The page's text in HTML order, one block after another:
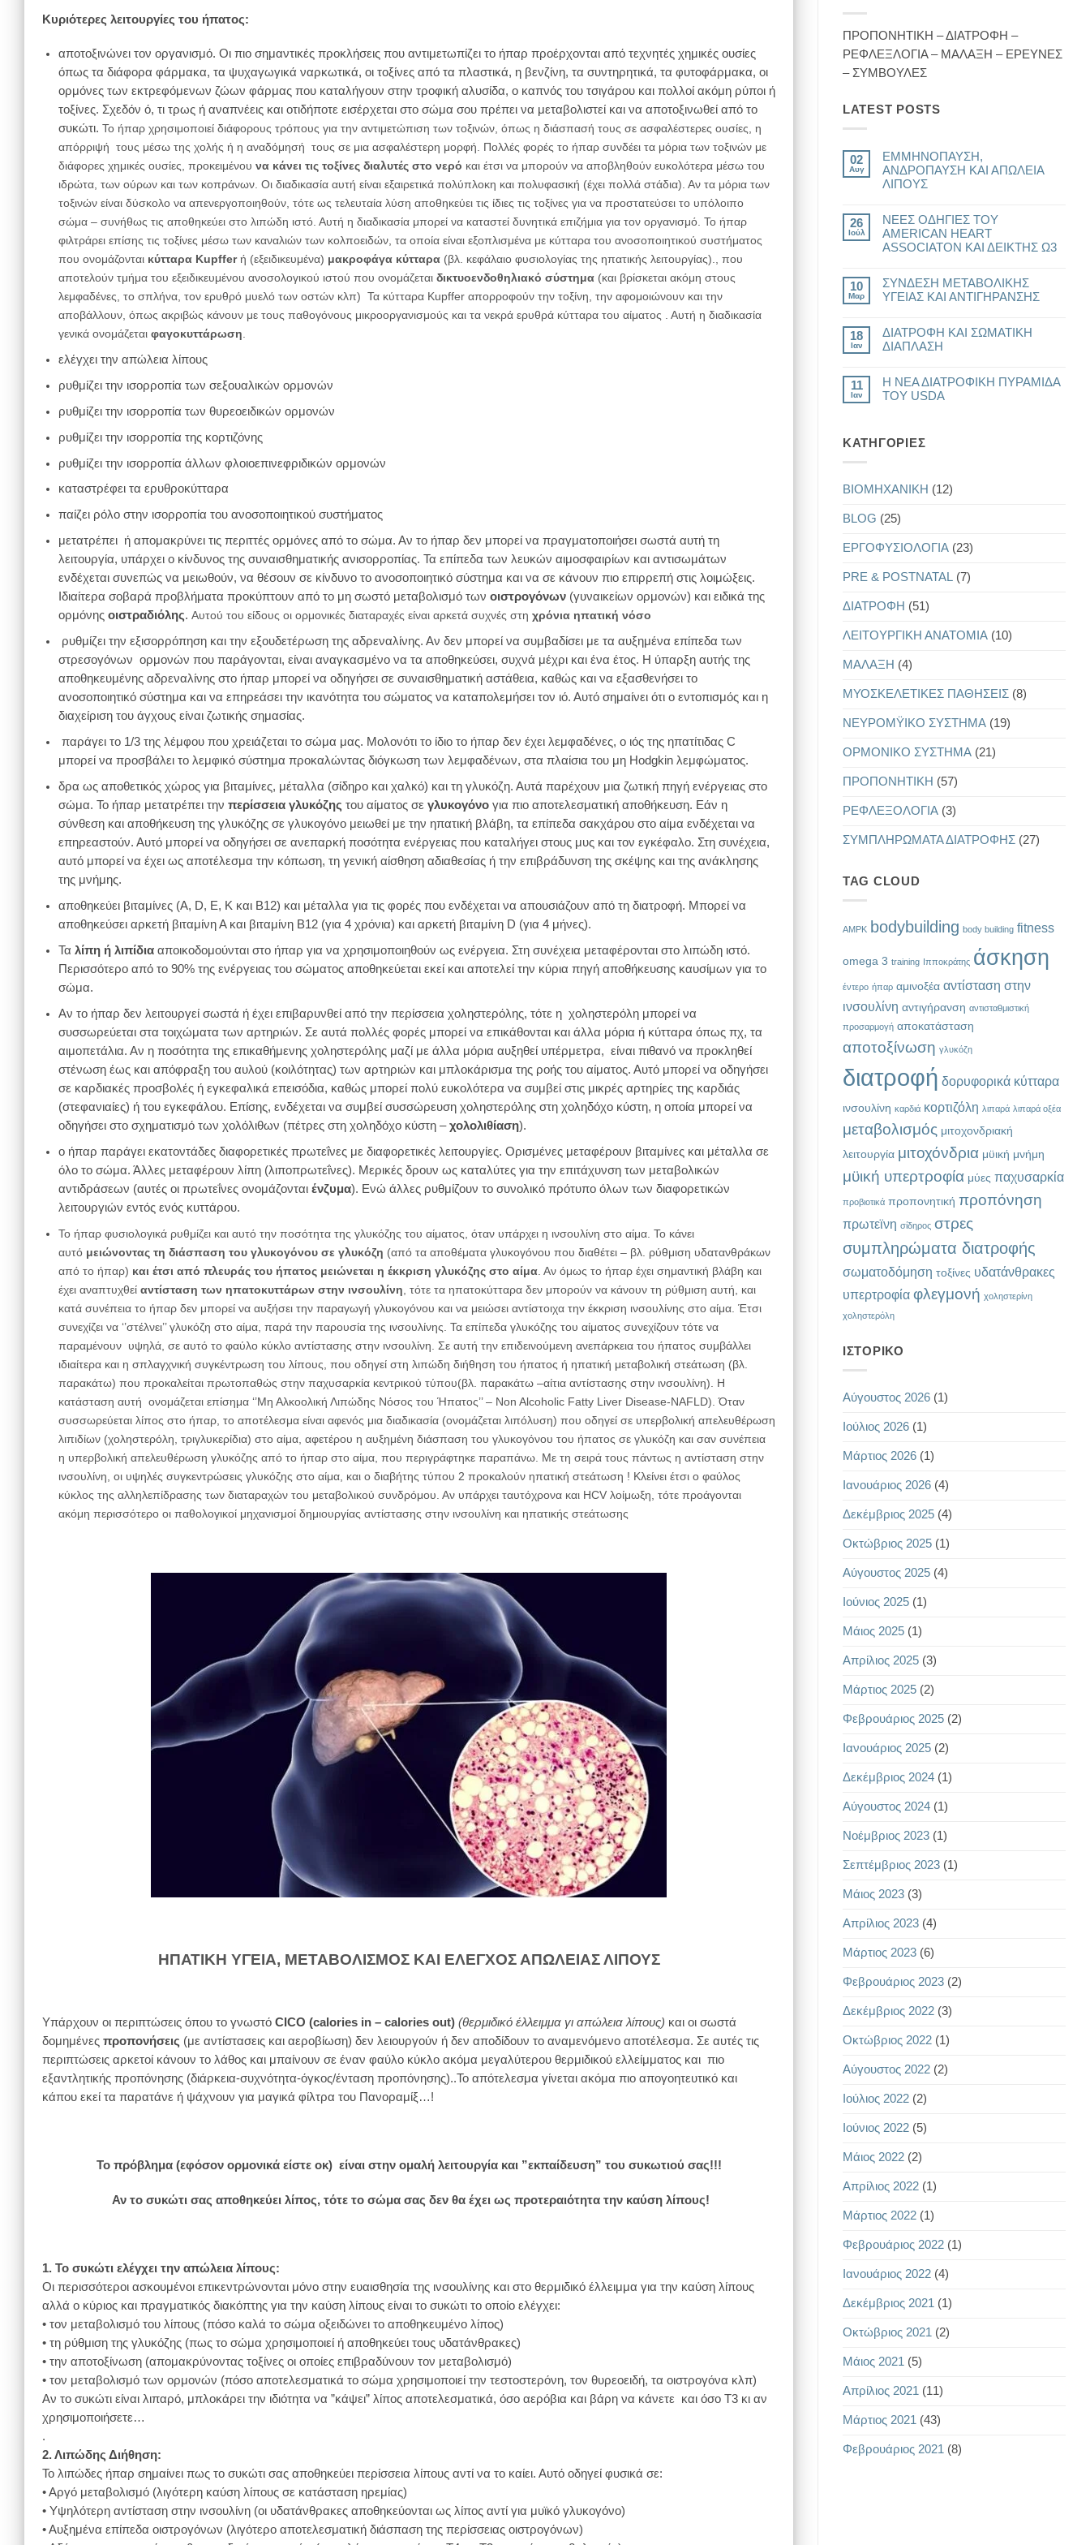
Κυριότερες λειτουργίες του ήπατος:
αποτοξινώνει τον οργανισμό. Οι πιο σημαντικές προκλήσεις που αντιμετωπίζει το ήπαρ προέρχονται από τεχνητές χημικές ουσίες
όπως τα διάφορα φάρμακα, τα ψυχαγωγικά ναρκωτικά, οι τοξίνες από τα πλαστικά, η βενζίνη, τα συντηρητικά, τα φυτοφάρμακα, οι
ορμόνες των εκτρεφόμενων ζώων φάρμας που καταλήγουν στην τροφική αλυσίδα, ο καπνός του τσιγάρου και πολλοί ακόμη ρύποι ή
τοξίνες. Σχεδόν ό, τι τρως ή αναπνέεις και οτιδήποτε εισέρχεται στο σώμα σου πρέπει να μεταβολιστεί και να αποτοξινωθεί από το
συκώτι. Το ήπαρ χρησιμοποιεί διάφορους τρόπους για την αντιμετώπιση των τοξινών, όπως η διάσπασή τους σε ασφαλέστερες ουσίες, η
απόρριψή τους μέσω της χολής ή η αναδόμησή τους σε μια ασφαλέστερη μορφή. Πολλές φορές το ήπαρ συνδέει τα μόρια των τοξινών με
διάφορες χημικές ουσίες, προκειμένου να κάνει τις τοξίνες διαλυτές στο νερό και έτσι να μπορούν να αποβληθούν ευκολότερα μέσω του
ιδρώτα, των ούρων και των κοπράνων. Οι διαδικασία αυτή είναι εξαιρετικά πολύπλοκη και πολυφασική (έχει πολλά στάδια). Αν τα μόρια των
τοξινών είναι δύσκολο να απενεργοποιηθούν, τότε ως τελευταία λύση αποθηκεύει τις ίδιες τις τοξίνες για να προστατεύσει το υπόλοιπο
σώμα – συνήθως τις αποθηκεύει στο λιπώδη ιστό. Αυτή η διαδικασία μπορεί να καταστεί δυνητικά επιζήμια για τον οργανισμό. Το ήπαρ
φιλτράρει επίσης τις τοξίνες μέσω των καναλιών των κολποειδών, τα οποία είναι εξοπλισμένα με κύτταρα του ανοσοποιητικού συστήματος
που ονομάζονται κύτταρα Kupfferή (εξειδικευμένα) μακροφάγα κύτταρα(βλ. κεφάλαιο φυσιολογίας της ηπατικής λειτουργίας)., που
αποτελούν τμήμα του εξειδικευμένου ανοσολογικού ιστού που ονομάζεται δικτυοενδοθηλιακό σύστημα(και βρίσκεται ακόμη στους
λεμφαδένες, το σπλήνα, τον ερυθρό μυελό των οστών κλπ) Τα κύτταρα Kupffer απορροφούν την τοξίνη, την αφομοιώνουν και την
αποβάλλουν, όπως ακριβώς κάνουν με τους παθογόνους μικροοργανισμούς και τα νεκρά ερυθρά κύτταρα του αίματος . Αυτή η διαδικασία
γενικά ονομάζεται φαγοκυττάρωση
ελέγχει την απώλεια λίπους
ρυθμίζει την ισορροπία των σεξουαλικών ορμονών
ρυθμίζει την ισορροπία των θυρεοειδικών ορμονών
ρυθμίζει την ισορροπία της κορτιζόνης
ρυθμίζει την ισορροπία άλλων φλοιοεπινεφριδικών ορμονών
καταστρέφει τα ερυθροκύτταρα
παίζει ρόλο στην ισορροπία του ανοσοποιητικού συστήματος
μετατρέπει ή απομακρύνει τις περιττές ορμόνες από το σώμα. Αν το ήπαρ δεν μπορεί να πραγματοποιήσει σωστά αυτή τη
λειτουργία, υπάρχει ο κίνδυνος της συναισθηματικής ανισορροπίας. Τα επίπεδα των λευκών αιμοσφαιρίων και αντισωμάτων
ενδέχεται συνεπώς να μειωθούν, να θέσουν σε κίνδυνο το ανοσοποιητικό σύστημα και να σε κάνουν πιο επιρρεπή στις λοιμώξεις.
Ιδιαίτερα σοβαρά προβλήματα προκύπτουν από το μη σωστό μεταβολισμό των οιστρογόνων(γυναικείων ορμονών) και ειδικά της
ορμόνης οιστραδιόλης. Αυτού του είδους οι ορμονικές διαταραχές είναι αρκετά συχνές στη χρόνια ηπατική νόσο
ρυθμίζει την εξισορρόπηση και την εξουδετέρωση της αδρεναλίνης. Αν δεν μπορεί να συμβαδίσει με τα αυξημένα επίπεδα των
στρεσογόνων ορμονών που παράγονται, είναι αναγκασμένο να τα αποθηκεύσει, συχνά μέχρι και ένα έτος. Η ύπαρξη αυτής της
αποθηκευμένης αδρεναλίνης στο ήπαρ μπορεί να οδηγήσει σε συναισθηματική αστάθεια, καθώς και να εξασθενήσει το
ανοσοποιητικό σύστημα και να επηρεάσει την ικανότητα του σώματος να καταπολεμήσει τον ιό. Αυτό σημαίνει ότι ο εντοπισμός και η
διαχείριση του άγχους είναι ζωτικής σημασίας.
παράγει το 1/3 της λέμφου που χρειάζεται το σώμα μας. Μολονότι το ίδιο το ήπαρ δεν έχει λεμφαδένες, ο ιός της ηπατίτιδας C
μπορεί να προσβάλει το λεμφικό σύστημα προκαλώντας διόγκωση των λεμφαδένων, στα πλαίσια του μη Hodgkin λεμφώματος.
δρα ως αποθετικός χώρος για βιταμίνες, μέταλλα (σίδηρο και χαλκό) και τη γλυκόζη. Αυτά παρέχουν μια ζωτική πηγή ενέργειας στο
σώμα. Το ήπαρ μετατρέπει την περίσσεια γλυκόζης του αίματος σεγλυκογόνογια πιο αποτελεσματική αποθήκευση. Εάν η
σύνθεση και αποθήκευση της γλυκόζης σε γλυκογόνο μειωθεί με την ηπατική βλάβη, τα επίπεδα σακχάρου στο αίμα ενδέχεται να
επηρεαστούν. Αυτό μπορεί να οδηγήσει σε ανεπαρκή ποσότητα ενέργειας που καταλήγει στους μυς και τον εγκέφαλο. Στη συνέχεια,
αυτό μπορεί να έχει ως αποτέλεσμα την κόπωση, τη γενική αίσθηση αδιαθεσίας ή την επιβράδυνση της σκέψης και της ανάκλησης
της μνήμης.
αποθηκεύει βιταμίνες (Α, D, Ε, Κ και Β12) και μέταλλα για τις φορές που ενδέχεται να απουσιάζουν από τη διατροφή. Μπορεί να
αποθηκεύσει αρκετή βιταμίνη Α και βιταμίνη Β12 (για 4 χρόνια) και αρκετή βιταμίνη D (για 4 μήνες).
Τα λίπη ή λιπίδιααποικοδομούνται στο ήπαρ για να χρησιμοποιηθούν ως ενέργεια. Στη συνέχεια μεταφέρονται στο λιπώδη ιστό.
Περισσότερο από το 90% της ενέργειας του σώματος αποθηκεύεται εκεί και αποτελεί την κύρια πηγή αποθήκευσης καυσίμων για το
σώμα.
Αν το ήπαρ δεν λειτουργεί σωστά ή έχει επιβαρυνθεί από την περίσσεια χοληστερόλης, τότε η χοληστερόλη μπορεί να
συσσωρεύεται στα τοιχώματα των αρτηριών. Σε αυτά πολλές φορές μπορεί να επικάθονται και άλλα μόρια ή κύτταρα όπως πχ, τα
αιμοπετάλια. Αν η ποσότητα της επικαθήμενης χοληστερόλης μαζί με άλλα μόρια αυξηθεί υπέρμετρα, είναι πιθανό να προκληθεί
στένωση έως και απόφραξη του αυλού (κοιλότητας) των αρτηριών και μπλοκάρισμα της ροής του αίματος. Αυτό μπορεί να οδηγήσει
σε καρδιακές προσβολές ή εγκεφαλικά επεισόδια, καθώς μπορεί πολύ ευκολότερα να συμβεί στις μικρές αρτηρίες της καρδιάς
(στεφανιαίες) ή του εγκεφάλου. Επίσης, ενδέχεται να συμβεί συσσώρευση χοληστερόλης στη χοληδόχο κύστη, η οποία μπορεί να
οδηγήσει στο σχηματισμό των χολόλιθων (πέτρες στη χοληδόχο κύστη –χολολιθίαση).
ο ήπαρ παράγει εκατοντάδες διαφορετικές πρωτεΐνες με διαφορετικές λειτουργίες. Ορισμένες μεταφέρουν βιταμίνες και μέταλλα σε
όλο το σώμα. Άλλες μεταφέρουν λίπη (λιποπρωτεΐνες). Μερικές δρουν ως καταλύτες για την επιτάχυνση των μεταβολικών
αντιδράσεων (αυτές οι πρωτεΐνες ονομάζονται ένζυμα). Ενώ άλλες ρυθμίζουν το συνολικό πρότυπο όλων των διαφορετικών
λειτουργιών εντός ενός κυττάρου.
Το ήπαρ φυσιολογικά ρυθμίζει και αυτό την ποσότητα της γλυκόζης του αίματος, όταν υπάρχει η ινσουλίνη στο αίμα. Το κάνει
αυτό μειώνοντας τη διάσπαση του γλυκογόνου σε γλυκόζη (από τα αποθέματα γλυκογόνου που διαθέτει – βλ. ρύθμιση υδατανθράκων
από το ήπαρ) και έτσι από πλευράς του ήπατος μειώνεται η έκκριση γλυκόζης στο αίμα. Αν όμως το ήπαρ έχει σημαντική βλάβη και
έχει αναπτυχθεί αντίσταση των ηπατοκυττάρων στην ινσουλίνη , τότε τα ηπατοκύτταρα δεν μπορούν να κάνουν τη ρύθμιση αυτή, και
κατά συνέπεια το ήπαρ δεν μπορεί να αυξήσει την παραγωγή γλυκογόνου και να μειώσει αντίστοιχα την έκκριση ινσουλίνης στο αίμα. Έτσι
συνεχίζει να ‘’στέλνει’’ γλυκόζη στο αίμα, παρά την παρουσία της ινσουλίνης. Τα επίπεδα γλυκόζης του αίματος συνεχίζουν τότε να
παραμένουν υψηλά, σε αυτό το φαύλο κύκλο αντίστασης στην ινσουλίνη. Σε αυτή την επιδεινούμενη ανεπάρκεια του ήπατος συμβάλλει
ιδιαίτερα και η σπλαγχνική συγκέντρωση του λίπους, που οδηγεί στη λιπώδη διήθηση του ήπατος ή ηπατική μεταβολική στεάτωση (βλ.
παρακάτω) που προκαλείται πρωτοπαθώς στην παχυσαρκία κεντρικού τύπου(βλ. παρακάτω –αίτια αντίστασης στην ινσουλίνη). Η
κατάσταση αυτή ονομάζεται επίσημα ‘’Μη Αλκοολική Λιπώδης Νόσος του Ήπατος’’ – Non Alcoholic Fatty Liver Disease-NAFLD). Όταν
συσσωρεύεται λίπος στο ήπαρ, το αποτέλεσμα είναι αφενός μια διαδικασία (ονομάζεται λιπόλυση) που οδηγεί σε υπερβολική απελευθέρωση
λιπιδίων (χοληστερόλη, τριγλυκερίδια) στο αίμα, αφετέρου η αυξημένη διάσπαση του γλυκογόνου του ήπατος σε γλυκόζη και σαν συνέπεια
η υπερβολική απελευθέρωση γλυκόζης από το ήπαρ στο αίμα, που περιγράφτηκε παραπάνω. Με τη σειρά τους πάντως η αντίσταση στην
ινσουλίνη, οι υψηλές συγκεντρώσεις γλυκόζης στο αίμα, και ο διαβήτης τύπου 2 προκαλούν ηπατική στεάτωση ! Κλείνει έτσι ο φαύλος
κύκλος της αλληλεπίδρασης των διαταραχών του μεταβολικού συνδρόμου. Αν υπάρχει ταυτόχρονα και HCV λοίμωξη, τότε προάγονται
ακόμη περισσότερο οι παθολογικοί μηχανισμοί δημιουργίας αντίστασης στην ινσουλίνη και ηπατικής στεάτωσης
ΗΠΑΤΙΚΗ ΥΓΕΙΑ, ΜΕΤΑΒΟΛΙΣΜΟΣ ΚΑΙ ΕΛΕΓΧΟΣ ΑΠΩΛΕΙΑΣ ΛΙΠΟΥΣ
Υπάρχουν οι περιπτώσεις όπου το γνωστόCICO (calories in – calories out)(θερμιδικό έλλειμμα γι απώλεια λίπους) και οι σωστά
δομημένες προπονήσεις (με αντίστασεις και αεροβίωση) δεν λειουργούν ή δεν αποδίδουν το αναμενόμενο αποτέλεσμα. Σε αυτές τις
περιπτώσεις αρκετοί κάνουν το λάθος και μπαίνουν σε έναν φαύλο κύκλο ακόμα μεγαλύτερου θερμιδικού ελλείμματος και πιο
εξαντλητικής προπόνησης (διάρκεια-συχνότητα-όγκος/ένταση προπόνησης)..Το απότελεσμα γίνεται ακόμα πιο απογοητευτικό και
κάπου εκεί τα παρατάνε ή ψάχνουν για μαγικά φίλτρα του Πανοραμίξ…!
Το πρόβλημα (εφόσον ορμονικά είστε οκ) είναι στην ομαλή λειτουργία και ”εκπαίδευση” του συκωτιού σας!!!
Αν το συκώτι σας αποθηκεύει λίπος, τότε το σώμα σας δεν θα έχει ως προτεραιότητα την καύση λίπους!
1. Το συκώτι ελέγχει την απώλεια λίπους:
Οι περισσότεροι ασκουμένοι επικεντρώνονται μόνο στην ευαισθησία της ινσουλίνης και στο θερμιδικό έλλειμμα για την καύση λίπους
αλλά ο κύριος και πραγματικός διακόπτης για την καύση λίπους είναι το συκώτι το οποίο ελέγχει:
• τον μεταβολισμό του λίπους (πόσο καλά το σώμα οξειδώνει το αποθηκευμένο λίπος)
• τη ρύθμιση της γλυκόζης (πως το σώμα χρησιμοποιεί ή αποθηκεύει τους υδατάνθρακες)
• την αποτοξίνωση (απομακρύνοντας τοξίνες οι οποίες επιβραδύνουν τον μεταβολισμό)
• τον μεταβολισμό των ορμονών (πόσο αποτελεσματικά το σώμα χρησιμοποιεί την τεστοστερόνη, τον θυρεοειδή, τα οιστρογόνα κλπ)
Αν το συκώτι είναι λιπαρό, μπλοκάρει την ιδιότητα να ”κάψει” λίπος αποτελεσματικά, όσο αερόβια και βάρη να κάνετε και όσο Τ3 κι αν
χρησιμοποιήσετε…
.
2. Λιπώδης Διήθηση:
Το λιπώδες ήπαρ σημαίνει πως το συκώτι σας αποθηκεύει περίσσεια λίπους αντί να το καίει. Αυτό οδηγεί φυσικά σε:
• Αργό μεταβολισμό (λιγότερη καύση λίπους σε κατάσταση ηρεμίας)
• Υψηλότερη αντίσταση στην ινσουλίνη (οι υδατάνθρακες αποθηκεύονται ως λίπος αντί για μυϊκό γλυκογόνο)
• Αυξημένα επίπεδα οιστρογόνων (λιγότερο αποτελεσματική διάσπαση της περίσσειας οιστρογόνων)
ΠΡΟΠΟΝΗΤΙΚΗ – ΔΙΑΤΡΟΦΗ –
ΡΕΦΛΕΞΛΟΓΙΑ – ΜΑΛΑΞΗ – ΕΡΕΥΝΕΣ
– ΣΥΜΒΟΥΛΕΣ
LATEST POSTS
02
Αυγ
ΕΜΜΗΝΟΠΑΥΣΗ,
ΑΝΔΡΟΠΑΥΣΗ ΚΑΙ ΑΠΩΛΕΙΑ
ΛΙΠΟΥΣ
σχόλια
στο
ΕΜΜΗΝΟΠΑΥΣΗ,
ΑΝΔΡΟΠΑΥΣΗ
ΛΙΠΟΥΣ
26
Ιούλ
ΝΕΕΣ ΟΔΗΓΙΕΣ ΤΟΥ
AMERICAN HEART
ASSOCIATON ΚΑΙ ΔΕΙΚΤΗΣ Ω3
σχόλια
στο
ΝΕΕΣ
AMERICAN
HEART
ASSOCIATON
Ω3
10
Μαρ
ΣΥΝΔΕΣΗ ΜΕΤΑΒΟΛΙΚΗΣ
ΥΓΕΙΑΣ ΚΑΙ ΑΝΤΙΓΗΡΑΝΣΗΣ
σχόλια
στο
ΣΥΝΔΕΣΗ
ΚΑΙ
ΑΝΤΙΓΗΡΑΝΣΗΣ
18
Ιαν
ΔΙΑΤΡΟΦΗ ΚΑΙ ΣΩΜΑΤΙΚΗ
ΔΙΑΠΛΑΣΗ
σχόλια
στο
ΔΙΑΤΡΟΦΗ
11
Ιαν
Η ΝΕΑ ΔΙΑΤΡΟΦΙΚΗ ΠΥΡΑΜΙΔΑ
ΤΟΥ USDA
στο
Η
ΤΟΥ
KΑΤΗΓΟΡΊΕΣ
BIOMHXANIKH (12)
BLOG (25)
EΡΓΟΦΥΣΙΟΛΟΓΙΑ (23)
PRE & POSTNATAL (7)
ΔΙΑΤΡΟΦΗ (51)
ΛΕΙΤΟΥΡΓΙΚΗ ΑΝΑΤΟΜΙΑ (10)
ΜΑΛΑΞΗ (4)
ΜΥΟΣΚΕΛΕΤΙΚΕΣ ΠΑΘΗΣΕΙΣ (8)
ΝΕΥΡΟΜΫΙΚΟ ΣΥΣΤΗΜΑ (19)
ΟΡΜΟΝΙΚΟ ΣΥΣΤΗΜΑ (21)
ΠΡΟΠΟΝΗΤΙΚΗ (57)
ΡΕΦΛΕΞΟΛΟΓΙΑ (3)
ΣΥΜΠΛΗΡΩΜΑΤΑ ΔΙΑΤΡΟΦΗΣ (27)
TAG CLOUD
AMPK bodybuilding body building fitness
omega 3 training Ιπποκράτης άσκηση
έντερο ήπαρ αμινοξέα αντίσταση στην
ινσουλίνη αντιγήρανση αντισταθμιστική
προσαρμογή αποκατάσταση
αποτοξίνωση γλυκόζη
διατροφή δορυφορικά κύτταρα
ινσουλίνη καρδιά κορτιζόλη λιπαρά λιπαρά οξέα
μεταβολισμός μιτοχονδριακή
λειτουργία μιτοχόνδρια μϋική μνήμη
μϋική υπερτροφία μύες παχυσαρκία
προβιοτικά προπονητική προπόνηση
πρωτεϊνη σίδηρος στρες
συμπληρώματα διατροφής
σωματοδόμηση τοξίνες υδατάνθρακες
υπερτροφία φλεγμονή χοληστερίνη
χοληστερόλη
ΙΣΤΟΡΙΚΌ
Αύγουστος 2026 (1)
Ιούλιος 2026 (1)
Μάρτιος 2026 (1)
Ιανουάριος 2026 (4)
Δεκέμβριος 2025 (4)
Οκτώβριος 2025 (1)
Αύγουστος 2025 (4)
Ιούνιος 2025 (1)
Μάιος 2025 (1)
Απρίλιος 2025 (3)
Μάρτιος 2025 (2)
Φεβρουάριος 2025 (2)
Ιανουάριος 2025 (2)
Δεκέμβριος 2024 (1)
Αύγουστος 2024 (1)
Νοέμβριος 2023 (1)
Σεπτέμβριος 2023 (1)
Μάιος 2023 (3)
Απρίλιος 2023 (4)
Μάρτιος 2023 (6)
Φεβρουάριος 2023 (2)
Δεκέμβριος 2022 (3)
Οκτώβριος 2022 (1)
Αύγουστος 2022 (2)
Ιούλιος 2022 (2)
Ιούνιος 2022 (5)
Μάιος 2022 (2)
Απρίλιος 2022 (1)
Μάρτιος 2022 (1)
Φεβρουάριος 2022 (1)
Ιανουάριος 2022 (4)
Δεκέμβριος 2021 (1)
Οκτώβριος 2021 (2)
Μάιος 2021 (5)
Απρίλιος 2021 (11)
Μάρτιος 2021 (43)
Φεβρουάριος 2021 (8)